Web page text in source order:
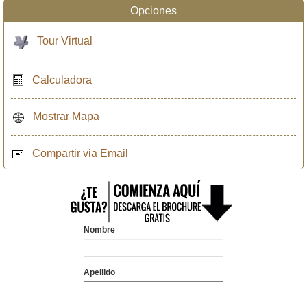
Opciones
Tour Virtual
Calculadora
Mostrar Mapa
Compartir via Email
Nombre
Apellido